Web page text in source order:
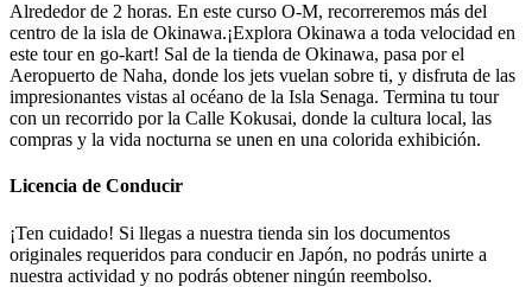
Alrededor de 2 horas. En este curso O-M, recorreremos más del
centro de la isla de Okinawa.¡Explora Okinawa a toda velocidad en
este tour en go-kart! Sal de la tienda de Okinawa, pasa por el
Aeropuerto de Naha, donde los jets vuelan sobre ti, y disfruta de las
impresionantes vistas al océano de la Isla Senaga. Termina tu tour
con un recorrido por la Calle Kokusai, donde la cultura local, las
compras y la vida nocturna se unen en una colorida exhibición.
Licencia de Conducir
¡Ten cuidado! Si llegas a nuestra tienda sin los documentos
originales requeridos para conducir en Japón, no podrás unirte a
nuestra actividad y no podrás obtener ningún reembolso.